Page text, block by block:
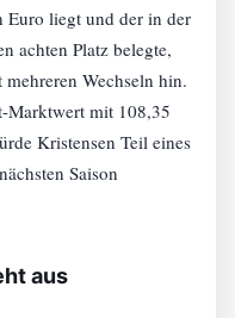
Euro liegt und der in der
achten Platz belegte,
Wechseln hin.
Marktwert mit 108,35
Kristensen Teil eines
Saison
aus